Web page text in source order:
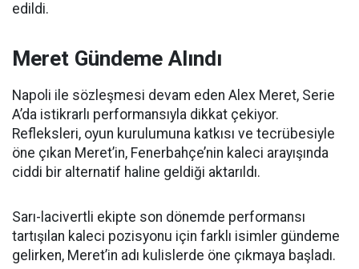
edildi.
Meret Gündeme Alındı
Napoli ile sözleşmesi devam eden Alex Meret, Serie
A’da istikrarlı performansıyla dikkat çekiyor.
Refleksleri, oyun kurulumuna katkısı ve tecrübesiyle
öne çıkan Meret’in, Fenerbahçe’nin kaleci arayışında
ciddi bir alternatif haline geldiği aktarıldı.
Sarı-lacivertli ekipte son dönemde performansı
tartışılan kaleci pozisyonu için farklı isimler gündeme
gelirken, Meret’in adı kulislerde öne çıkmaya başladı.